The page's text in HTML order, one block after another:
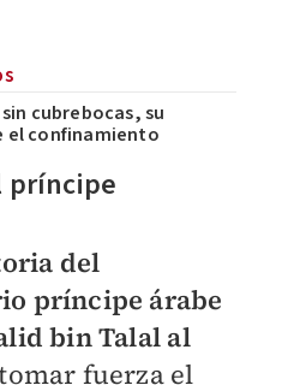
cubrebocas, su
el confinamiento
príncipe
del
príncipe árabe
bin Talal al
fuerza el